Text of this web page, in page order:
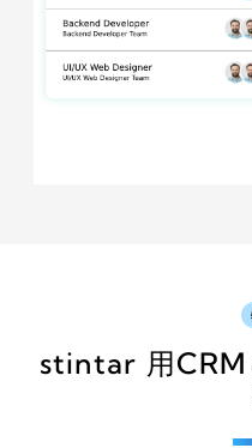
stintar 用